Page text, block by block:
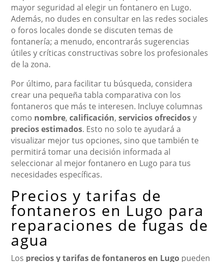
mayor seguridad al elegir un fontanero en Lugo.
Además, no dudes en consultar en las redes sociales
o foros locales donde se discuten temas de
fontanería; a menudo, encontrarás sugerencias
útiles y críticas constructivas sobre los profesionales
de la zona.
Por último, para facilitar tu búsqueda, considera
crear una pequeña tabla comparativa con los
fontaneros que más te interesen. Incluye columnas
como nombre,calificación,servicios ofrecidosy
precios estimados. Esto no solo te ayudará a
visualizar mejor tus opciones, sino que también te
permitirá tomar una decisión informada al
seleccionar al mejor fontanero en Lugo para tus
necesidades específicas.
Precios y tarifas de
fontaneros en Lugo para
reparaciones de fugas de
agua
Los precios y tarifas de fontaneros en Lugo pueden